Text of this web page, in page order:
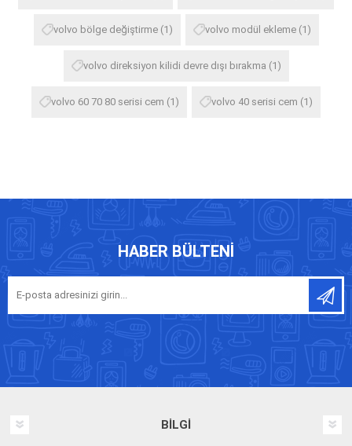
volvo bölge değiştirme (1) volvo modül ekleme (1)
volvo direksiyon kilidi devre dışı bırakma (1)
volvo 60 70 80 serisi cem (1) volvo 40 serisi cem (1)
HABER BÜLTENI
BILGI